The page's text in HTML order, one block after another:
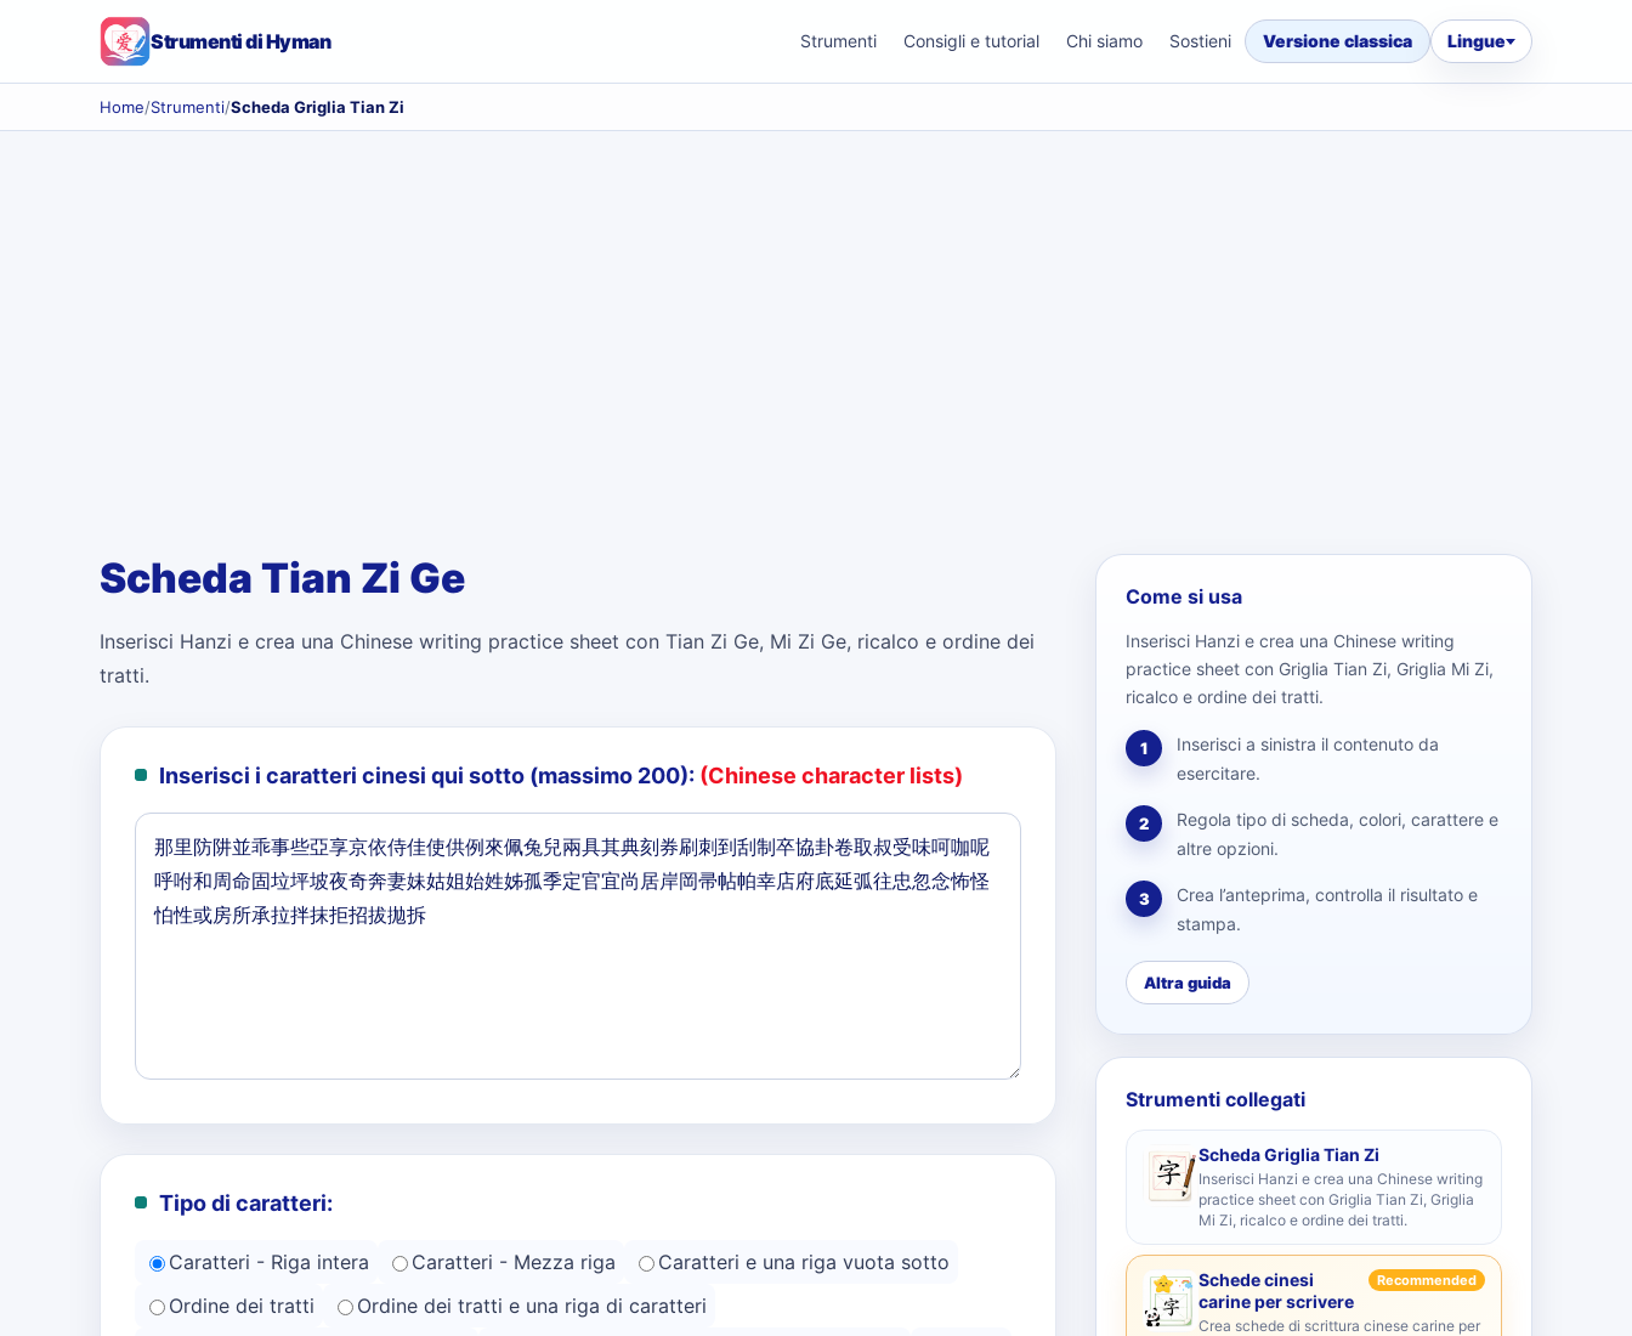
Strumenti di Hyman Strumenti Consigli e tutorial Chi siamo Sostieni Versione classica Lingue
Home/Strumenti/Scheda Griglia Tian Zi
Scheda Tian Zi Ge
Inserisci Hanzi e crea una Chinese writing practice sheet con Tian Zi Ge, Mi Zi Ge, ricalco e ordine dei
tratti.
Inserisci i caratteri cinesi qui sotto (massimo 200): (Chinese character lists)
Tipo di caratteri:
Caratteri - Riga intera Caratteri - Mezza riga
Caratteri e una riga vuota sotto
Ordine dei tratti
Ordine dei tratti e una riga di caratteri
Come si usa
Inserisci Hanzi e crea una Chinese writing
practice sheet con Griglia Tian Zi, Griglia Mi Zi,
ricalco e ordine dei tratti.
1
Inserisci a sinistra il contenuto da
esercitare.
2
Regola tipo di scheda, colori, carattere e
altre opzioni.
3
Crea l’anteprima, controlla il risultato e
stampa.
Altra guida
Strumenti collegati
Scheda Griglia Tian Zi
Inserisci Hanzi e crea una Chinese writing
practice sheet con Griglia Tian Zi, Griglia
Mi Zi, ricalco e ordine dei tratti.
Schede cinesi
carine per scrivere
Recommended
Crea schede di scrittura cinese carine per